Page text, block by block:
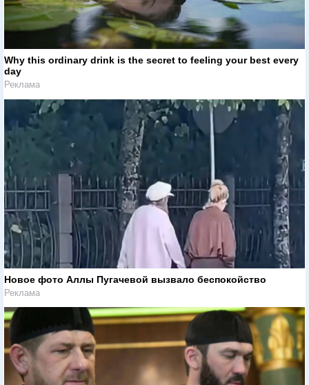
Why this ordinary drink is the secret to feeling your best every
day
Реклама
Новое фото Аллы Пугачевой вызвало беспокойство
Реклама